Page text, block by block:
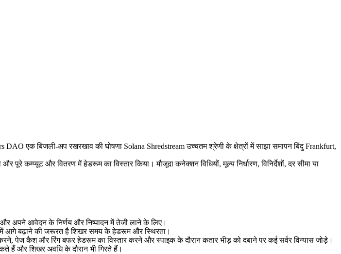
एक बिजली-अप रखरखाव की घोषणा Solana Shredstream उच्चतम श्रेणी के क्षेत्रों में साझा समापन बिंदु Frankfurt,
कम्प्यूट और वितरण में हेडरूम का विस्तार किया। मौजूदा कनेक्शन विधियों, मूल्य निर्धारण, विनिर्देशों, दर सीमा या
अपने आवेदन के निर्णय और निष्पादन में तेजी लाने के लिए।
हमें आगे बढ़ाने की जरूरत है शिखर समय के हेडरूम और स्थिरता।
पेज कैश और रिंग बफर हेडरूम का विस्तार करने और स्पाइक के दौरान कतार भीड़ को दबाने पर कई सर्वर विन्यास जोड़े।
हैं और शिखर अवधि के दौरान भी गिरते हैं।